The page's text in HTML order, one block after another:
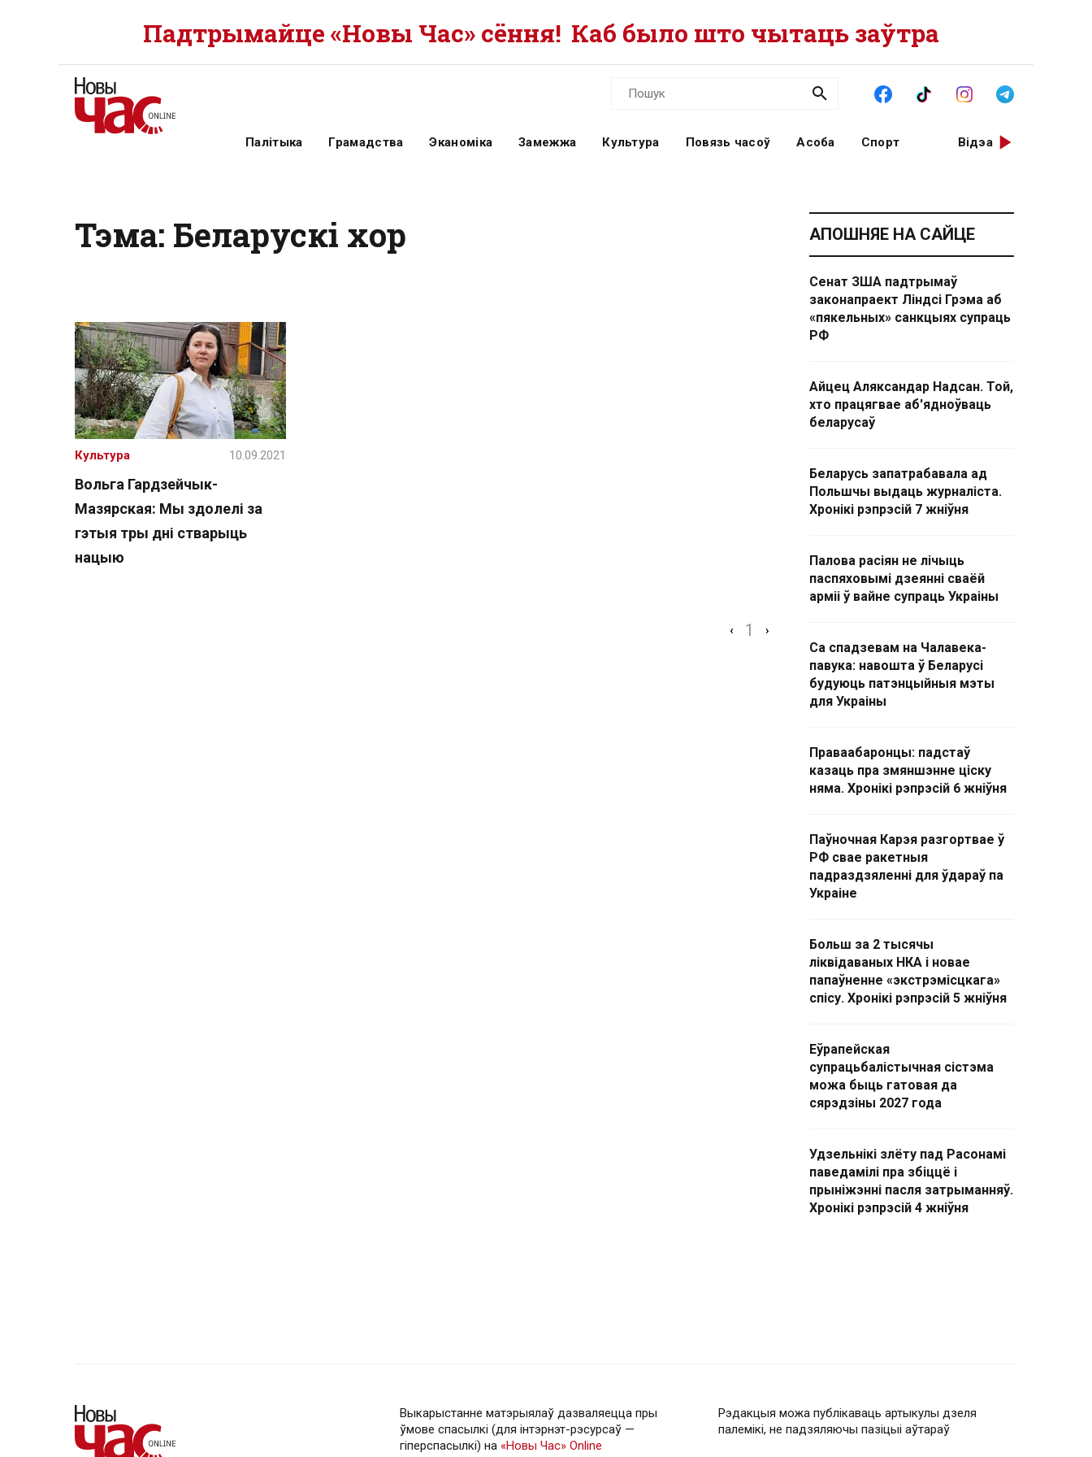
Падтрымайце «Новы Час» сёння! Каб было што чытаць заўтра
Палітыка Грамадства Эканоміка Замежжа Культура Повязь часоў Асоба Спорт Відэа
Тэма: Беларускі хор
Вольга Гардзейчык-
Мазярская: Мы здолелі за
гэтыя тры дні стварыць
нацыю
Культура 10.09.2021
‹ 1 ›
АПОШНЯЕ НА САЙЦЕ
Сенат ЗША падтрымаў
законапраект Ліндсі Грэма аб
«пякельных» санкцыях супраць
РФ
Айцец Аляксандар Надсан. Той,
хто працягвае аб'ядноўваць
беларусаў
Беларусь запатрабавала ад
Польшчы выдаць журналіста.
Хронікі рэпрэсій 7 жніўня
Палова расіян не лічыць
паспяховымі дзеянні сваёй
арміі ў вайне супраць Украіны
Са спадзевам на Чалавека-
павука: навошта ў Беларусі
будуюць патэнцыйныя мэты
для Украіны
Праваабаронцы: падстаў
казаць пра змяншэнне ціску
няма. Хронікі рэпрэсій 6 жніўня
Паўночная Карэя разгортвае ў
РФ свае ракетныя
падраздзяленні для ўдараў па
Украіне
Больш за 2 тысячы
ліквідаваных НКА і новае
папаўненне «экстрэмісцкага»
спісу. Хронікі рэпрэсій 5 жніўня
Еўрапейская
супрацьбалістычная сістэма
можа быць гатовая да
сярэдзіны 2027 года
Удзельнікі злёту пад Расонамі
паведамілі пра збіццё і
прыніжэнні пасля затрыманняў.
Хронікі рэпрэсій 4 жніўня
Выкарыстанне матэрыялаў дазваляецца пры
ўмове спасылкі (для інтэрнэт-рэсурсаў —
гiперспасылкi) на «Новы Час» Online
Рэдакцыя можа публікаваць артыкулы дзеля
палемікі, не падзяляючы пазіцыі аўтараў